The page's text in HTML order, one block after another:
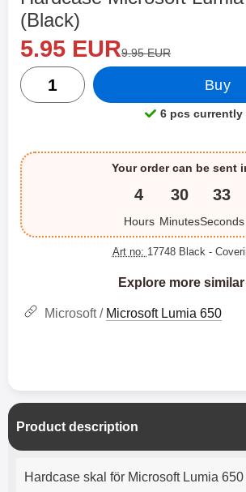
(Black)
new price
5.95 EURold price
9.95 EUR
quantity
Buy
Product
6 pcs
Your order can be sent
4
Hours
30
Minutes
32
Seconds
Art no: 17748 Black -
Explore more similar
Microsoft / Microsoft Lumia 650
Product description
Product description
Hardcase skal för Microsoft Lumia 650